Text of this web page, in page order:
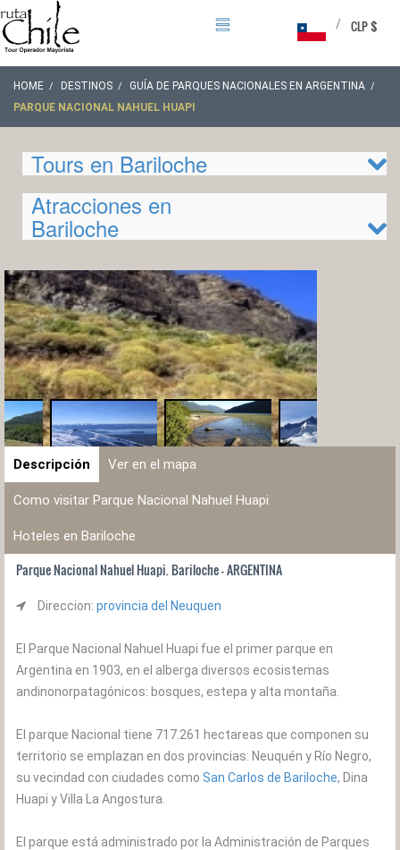
CLP $
/
HOME DESTINOS
GUÍA DE PARQUES NACIONALES EN ARGENTINA
PARQUE NACIONAL NAHUEL HUAPI
Tours en Bariloche
Atracciones en
Bariloche
Descripción Ver en el mapa
Como visitar Parque Nacional Nahuel Huapi
Hoteles en Bariloche
Parque Nacional Nahuel Huapi. Bariloche - ARGENTINA
Direccion: provincia del Neuquen
El Parque Nacional Nahuel Huapi fue el primer parque en
Argentina en 1903, en el alberga diversos ecosistemas
andinonorpatagónicos: bosques, estepa y alta montaña.
El parque Nacional tiene 717.261 hectareas que componen su
territorio se emplazan en dos provincias: Neuquén y Río Negro,
su vecindad con ciudades como San Carlos de Bariloche, Dina
Huapi y Villa La Angostura.
El parque está administrado por la Administración de Parques